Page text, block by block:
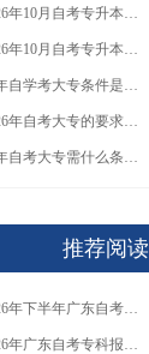
2026年10月自考专升本在什么时候考 附各地时间报
2026年10月自考专升本考试时间安排（全国各地）
26年自学考大专条件是什么？考试通过率是多少？
2026年自考大专的要求有哪些？最低学历要求是什么？
26年自考大专需什么条件？什么学历可以？
推荐阅读
2026年下半年广东自考考试日程一览！附毕业周期与备考规划
2026年广东自考专科报名时间已定！附详细考试安排与备考攻略